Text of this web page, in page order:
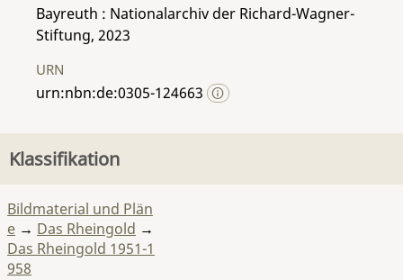
Bayreuth : Nationalarchiv der Richard-Wagner-
Stiftung, 2023
URN
urn:nbn:de:0305-124663
Klassifikation
Bildmaterial und Plän
e → Das Rheingold →
Das Rheingold 1951-1
958